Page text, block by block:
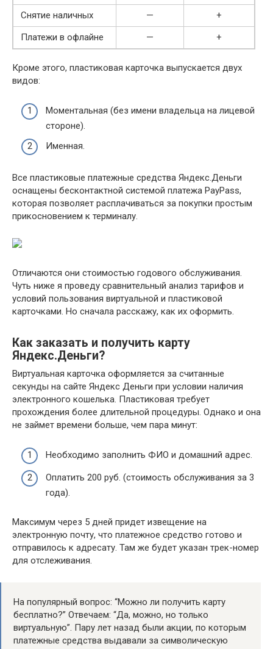
Снятие наличных
—
+
Платежи в офлайне
— +
Кроме этого, пластиковая карточка выпускается двух
видов:
Моментальная (без имени владельца на лицевой
стороне).
Именная.
Все пластиковые платежные средства Яндекс.Деньги
оснащены бесконтактной системой платежа PayPass,
которая позволяет расплачиваться за покупки простым
прикосновением к терминалу.
Отличаются они стоимостью годового обслуживания.
Чуть ниже я проведу сравнительный анализ тарифов и
условий пользования виртуальной и пластиковой
карточками. Но сначала расскажу, как их оформить.
Как заказать и получить карту
Яндекс.Деньги?
Виртуальная карточка оформляется за считанные
секунды на сайте Яндекс Деньги при условии наличия
электронного кошелька. Пластиковая требует
прохождения более длительной процедуры. Однако и она
не займет времени больше, чем пара минут:
Необходимо заполнить ФИО и домашний адрес.
Оплатить 200 руб. (стоимость обслуживания за 3
года).
Максимум через 5 дней придет извещение на
электронную почту, что платежное средство готово и
отправилось к адресату. Там же будет указан трек-номер
для отслеживания.
На популярный вопрос: “Можно ли получить карту
бесплатно?” Отвечаем: “Да, можно, но только
виртуальную”. Пару лет назад были акции, по которым
платежные средства выдавали за символическую